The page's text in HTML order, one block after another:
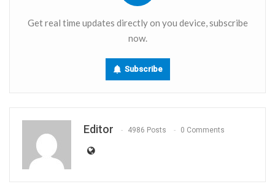
Get real time updates directly on you device, subscribe
now.
Subscribe
Editor 4986 Posts 0 Comments